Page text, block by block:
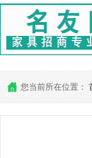
您当前所在位置：